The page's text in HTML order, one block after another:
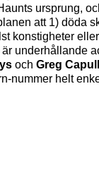
ursprung,
att 1) döda
konstigheter eller
underhållande
och Greg
nummer helt